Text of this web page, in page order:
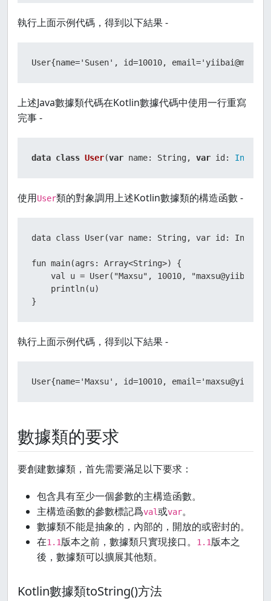
if (this == o) return
return getId() == user.getId() &&
    }
return Objects.hash(getName(), getId(),
@Override
"name='" + name + '\'' +
", email='" + email +
'}';
    }
}
執行上面示例代碼，得到以下結果 -
User{name='Susen', id=10010,
上述Java數據類代碼在Kotlin數據代碼中使用一行重寫
完事 -
data class User(var name: String, var id: Int
使用User類的對象調用上述Kotlin數據類的構造函數 -
data class User(var name: String, var id: Int,
fun main(agrs: Array<String>) {
val u = User("Maxsu", 10010,
    println(u)
}
執行上面示例代碼，得到以下結果 -
User{name='Maxsu', id=10010,
數據類的要求
要創建數據類，首先需要滿足以下要求：
包含具有至少一個參數的主構造函數。
主構造函數的參數標記爲val或var。
數據類不能是抽象的，內部的，開放的或密封的。
在1.1版本之前，數據類只實現接口。 1.1版本之
後，數據類可以擴展其他類。
Kotlin數據類toString()方法